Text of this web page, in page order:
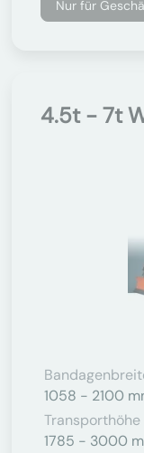
Nur für
4.5t - 7t
1058 - 2100
Transporthöhe
1785 - 3000